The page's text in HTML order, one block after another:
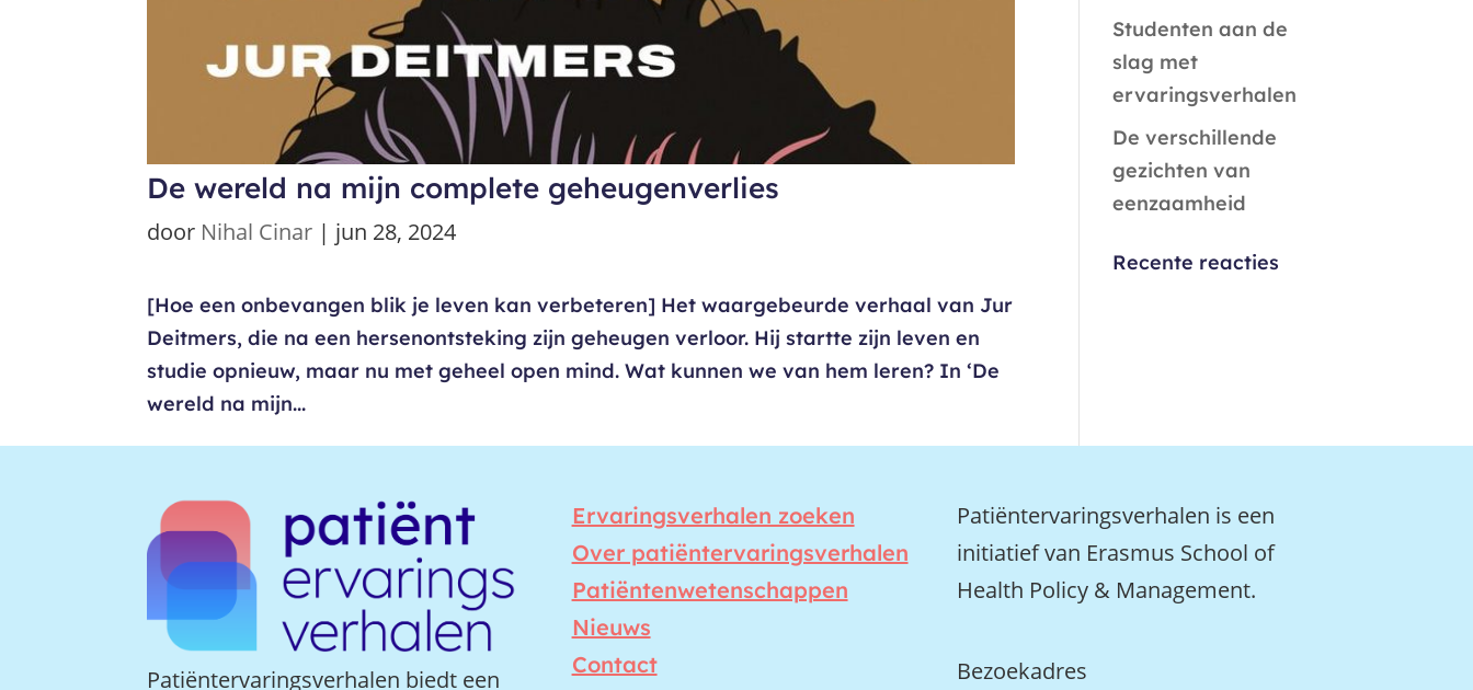
De wereld na mijn complete geheugenverlies
door Nihal Cinar | jun 28, 2024
[Hoe een onbevangen blik je leven kan verbeteren] Het waargebeurde verhaal van Jur
Deitmers, die na een hersenontsteking zijn geheugen verloor. Hij startte zijn leven en
studie opnieuw, maar nu met geheel open mind. Wat kunnen we van hem leren? In ‘De
wereld na mijn...
Studenten aan de
slag met
ervaringsverhalen
De verschillende
gezichten van
eenzaamheid
Recente reacties
Patiëntervaringsverhalen biedt een
Ervaringsverhalen zoeken
Over patiëntervaringsverhalen
Patiëntenwetenschappen
Nieuws
Contact
Patiëntervaringsverhalen is een
initiatief van Erasmus School of
Health Policy & Management.
Bezoekadres